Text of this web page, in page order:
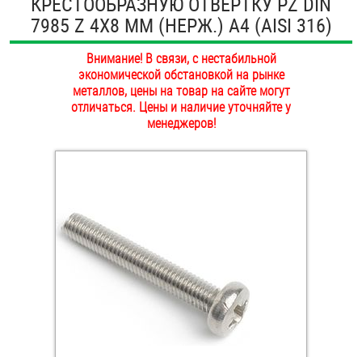
ОПЛАТА И ДОСТАВКА
НАШИ МАГАЗИНЫ
Втулки
Дюбели
Дюймовый крепёж
Инструмент
Крюки, кольца с метрической резьбой
Крюки, кольца с шурупной резьбой
7985 Z 4Х8 ММ (НЕРЖ.) A4 (AISI 316)
Внимание! В связи, с нестабильной
экономической обстановкой на рынке
металлов, цены на товар на сайте могут
отличаться. Цены и наличие уточняйте у
менеджеров!